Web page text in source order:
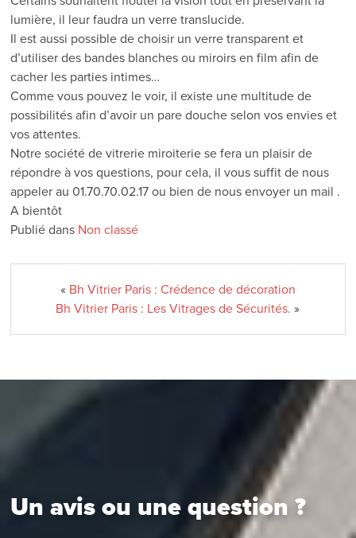
lumière, il leur faudra un verre translucide.
Il est aussi possible de choisir un verre transparent et
d’utiliser des bandes blanches ou miroirs en film afin de
cacher les parties intimes…
Comme vous pouvez le voir, il existe une multitude de
possibilités afin d’avoir un pare douche selon vos envies et
vos attentes.
Notre société de vitrerie miroiterie se fera un plaisir de
répondre à vos questions, pour cela, il vous suffit de nous
appeler au 01.70.70.02.17 ou bien de nous envoyer un mail .
A bientôt
Publié dans Non classé
« Bh Vitrier Paris : Crédence de décoration
Bh Vitrier Paris : Les Vitrages de Sécurités. »
Un avis ou une question ?